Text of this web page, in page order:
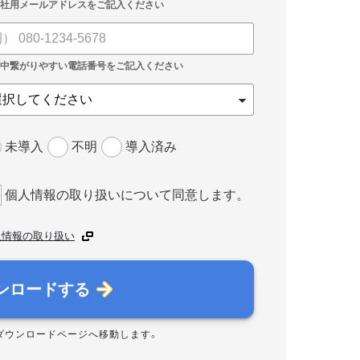
未導入 不明 導入済み
個人情報の取り扱いについて同意します。
報の取り扱い
ロードする
ウンロードページへ移動します。